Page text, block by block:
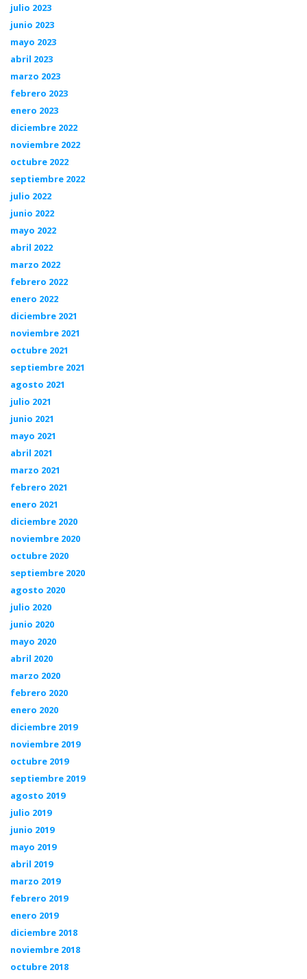
julio 2023
junio 2023
mayo 2023
abril 2023
marzo 2023
febrero 2023
enero 2023
diciembre 2022
noviembre 2022
octubre 2022
septiembre 2022
julio 2022
junio 2022
mayo 2022
abril 2022
marzo 2022
febrero 2022
enero 2022
diciembre 2021
noviembre 2021
octubre 2021
septiembre 2021
agosto 2021
julio 2021
junio 2021
mayo 2021
abril 2021
marzo 2021
febrero 2021
enero 2021
diciembre 2020
noviembre 2020
octubre 2020
septiembre 2020
agosto 2020
julio 2020
junio 2020
mayo 2020
abril 2020
marzo 2020
febrero 2020
enero 2020
diciembre 2019
noviembre 2019
octubre 2019
septiembre 2019
agosto 2019
julio 2019
junio 2019
mayo 2019
abril 2019
marzo 2019
febrero 2019
enero 2019
diciembre 2018
noviembre 2018
octubre 2018